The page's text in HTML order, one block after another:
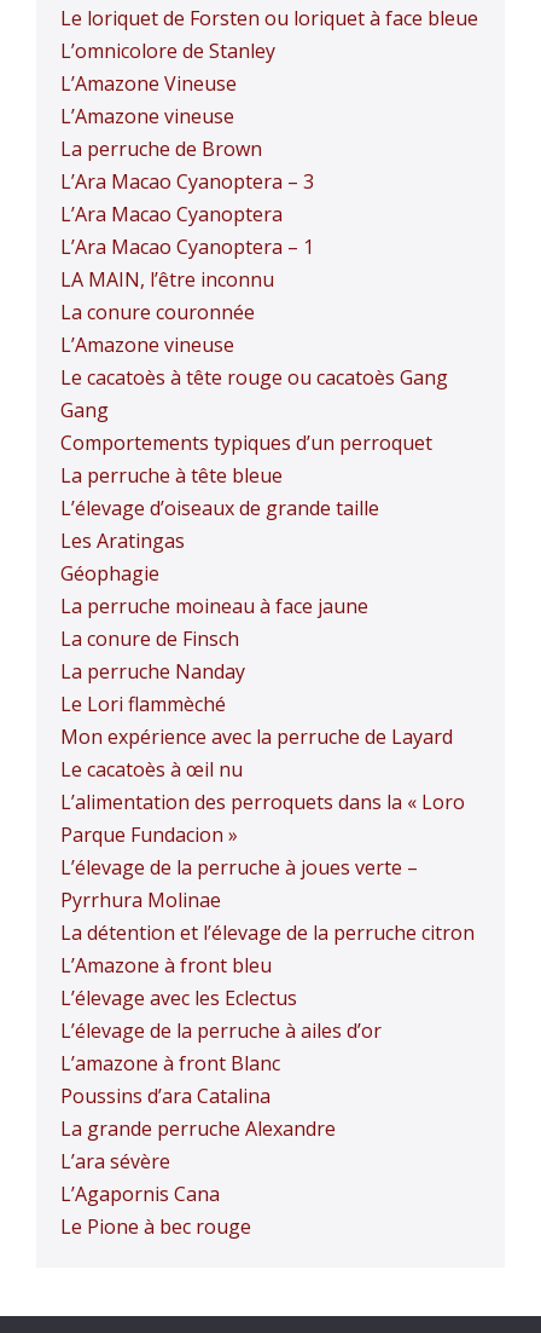
Le loriquet de Forsten ou loriquet à face bleue
L’omnicolore de Stanley
L’Amazone Vineuse
L’Amazone vineuse
La perruche de Brown
L’Ara Macao Cyanoptera – 3
L’Ara Macao Cyanoptera
L’Ara Macao Cyanoptera – 1
LA MAIN, l’être inconnu
La conure couronnée
L’Amazone vineuse
Le cacatoès à tête rouge ou cacatoès Gang
Gang
Comportements typiques d’un perroquet
La perruche à tête bleue
L’élevage d’oiseaux de grande taille
Les Aratingas
Géophagie
La perruche moineau à face jaune
La conure de Finsch
La perruche Nanday
Le Lori flammèché
Mon expérience avec la perruche de Layard
Le cacatoès à œil nu
L’alimentation des perroquets dans la « Loro
Parque Fundacion »
L’élevage de la perruche à joues verte –
Pyrrhura Molinae
La détention et l’élevage de la perruche citron
L’Amazone à front bleu
L’élevage avec les Eclectus
L’élevage de la perruche à ailes d’or
L’amazone à front Blanc
Poussins d’ara Catalina
La grande perruche Alexandre
L’ara sévère
L’Agapornis Cana
Le Pione à bec rouge